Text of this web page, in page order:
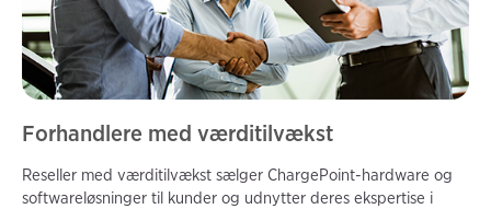
Forhandlere med værditilvækst
Reseller med værditilvækst sælger ChargePoint-hardware og
softwareløsninger til kunder og udnytter deres ekspertise i